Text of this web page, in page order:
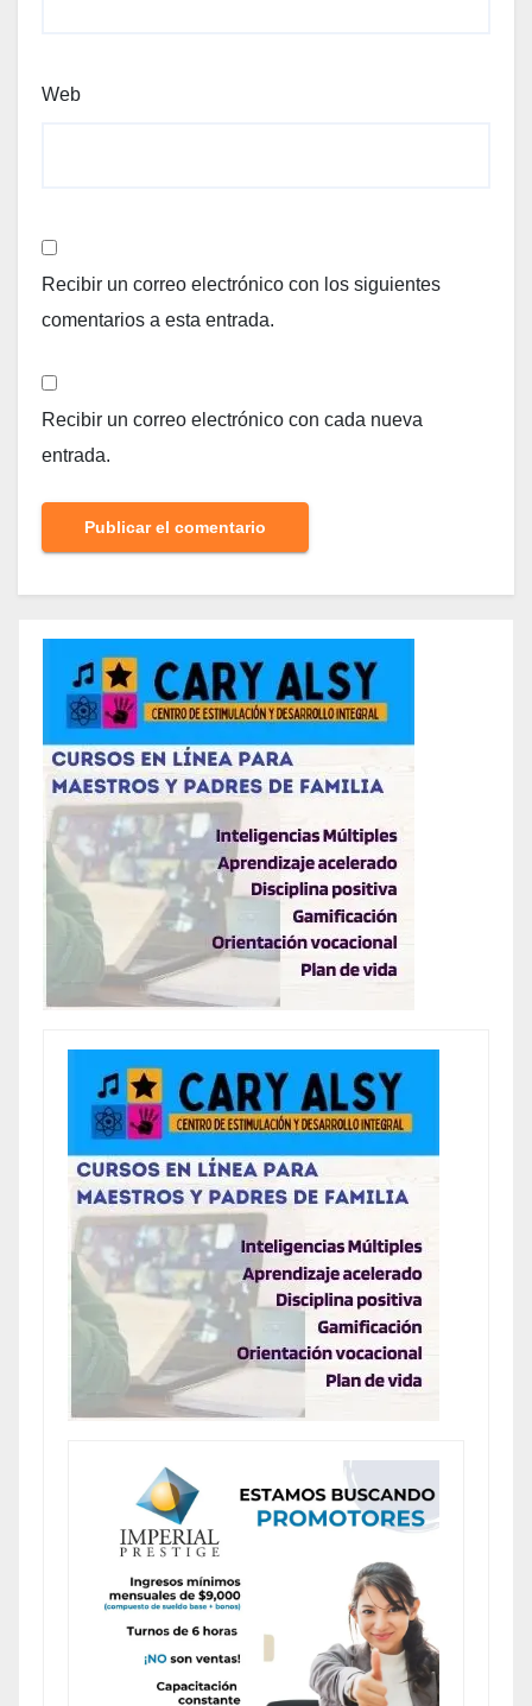
Web
Recibir un correo electrónico con los siguientes
comentarios a esta entrada.
Recibir un correo electrónico con cada nueva
entrada.